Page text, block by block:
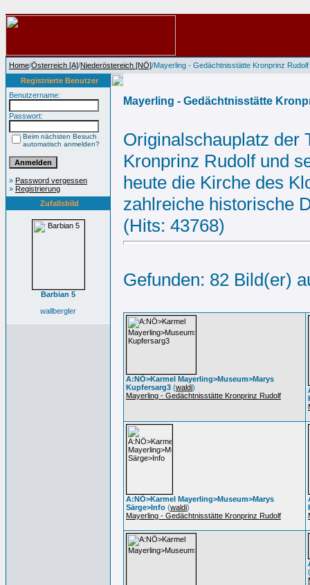
Home/Österreich [A]/Niederöstereich [NÖ]/Mayerling - Gedächtnisstätte Kronprinz Rudolf
Registrierte Benutzer
Benutzername:
Passwort:
Beim nächsten Besuch
automatisch anmelden?
» Password vergessen
» Registrierung
Zufallsbild
Barbian 5
wallbergler
Mayerling - Gedächtnisstätte
Originalschauplatz der
Kronprinz Rudolf und
heute die Kirche des
zahlreiche historische
(Hits: 43768)
Gefunden: 82 Bild(er)
A:NÖ>Karmel Mayerling>Museum>Marys
Kupfersarg3 (waldi)
Mayerling - Gedächtnisstätte Kronprinz Rudolf
A:NÖ>Karmel Mayerling>Museum>Marys
Särge>Info (waldi)
Mayerling - Gedächtnisstätte Kronprinz Rudolf
(